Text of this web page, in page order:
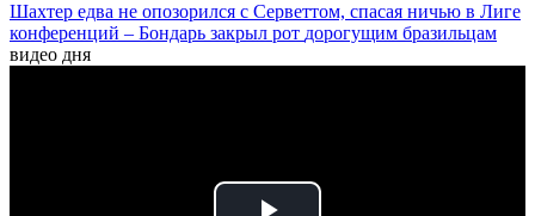
Шахтер едва не опозорился с Серветтом, спасая ничью в Лиге
конференций – Бондарь закрыл рот дорогущим бразильцам
видео дня